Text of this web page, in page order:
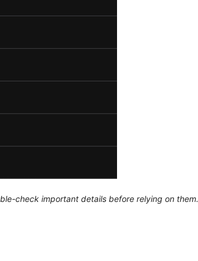
check important details before relying on them.